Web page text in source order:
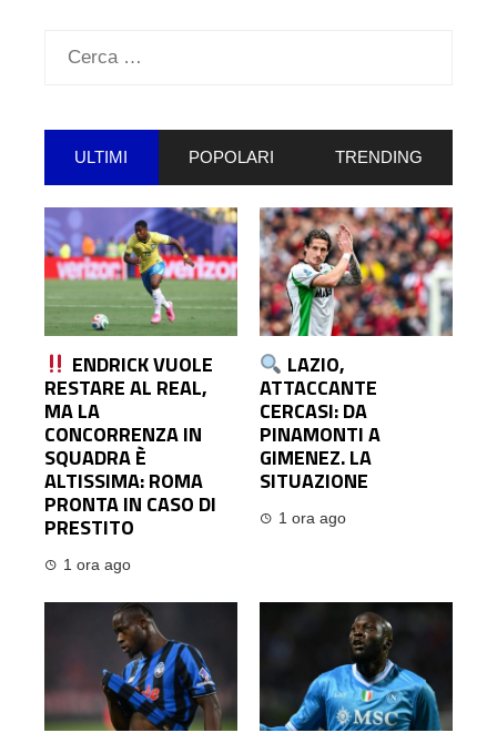
Ricerca
ULTIMI POPOLARI TRENDING
ENDRICK VUOLE
RESTARE AL REAL,
MA LA
CONCORRENZA IN
SQUADRA È
ALTISSIMA: ROMA
PRONTA IN CASO DI
PRESTITO
1 ora ago
LAZIO,
ATTACCANTE
CERCASI: DA
PINAMONTI A
GIMENEZ. LA
SITUAZIONE
1 ora ago